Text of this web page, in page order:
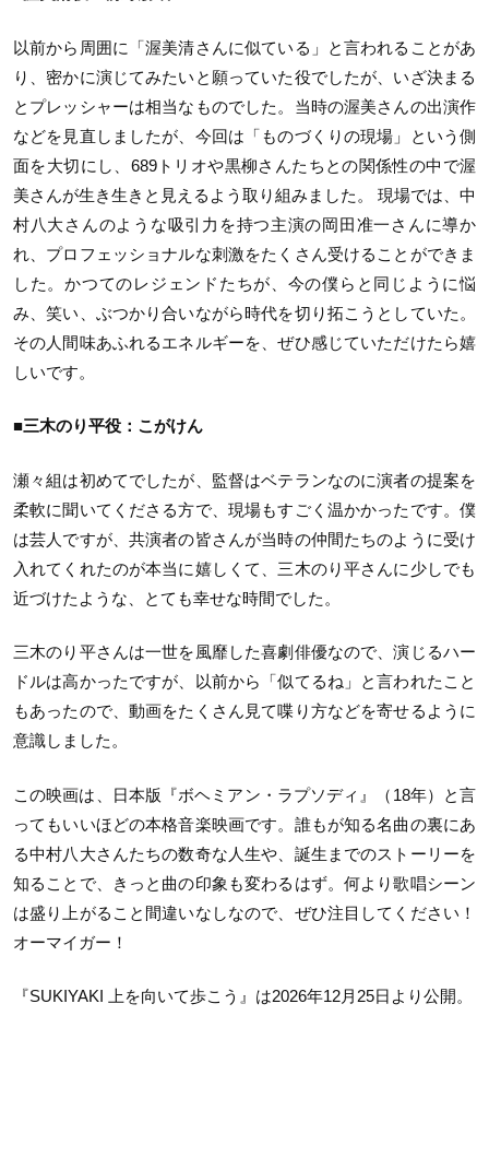
以前から周囲に「渥美清さんに似ている」と言われることがあ
り、密かに演じてみたいと願っていた役でしたが、いざ決まる
とプレッシャーは相当なものでした。当時の渥美さんの出演作
などを見直しましたが、今回は「ものづくりの現場」という側
面を大切にし、689トリオや黒柳さんたちとの関係性の中で渥
美さんが生き生きと見えるよう取り組みました。 現場では、中
村八大さんのような吸引力を持つ主演の岡田准一さんに導か
れ、プロフェッショナルな刺激をたくさん受けることができま
した。かつてのレジェンドたちが、今の僕らと同じように悩
み、笑い、ぶつかり合いながら時代を切り拓こうとしていた。
その人間味あふれるエネルギーを、ぜひ感じていただけたら嬉
しいです。
■三木のり平役：こがけん
瀬々組は初めてでしたが、監督はベテランなのに演者の提案を
柔軟に聞いてくださる方で、現場もすごく温かかったです。僕
は芸人ですが、共演者の皆さんが当時の仲間たちのように受け
入れてくれたのが本当に嬉しくて、三木のり平さんに少しでも
近づけたような、とても幸せな時間でした。
三木のり平さんは一世を風靡した喜劇俳優なので、演じるハー
ドルは高かったですが、以前から「似てるね」と言われたこと
もあったので、動画をたくさん見て喋り方などを寄せるように
意識しました。
この映画は、日本版『ボヘミアン・ラプソディ』（18年）と言
ってもいいほどの本格音楽映画です。誰もが知る名曲の裏にあ
る中村八大さんたちの数奇な人生や、誕生までのストーリーを
知ることで、きっと曲の印象も変わるはず。何より歌唱シーン
は盛り上がること間違いなしなので、ぜひ注目してください！
オーマイガー！
『SUKIYAKI 上を向いて歩こう』は2026年12月25日より公開。